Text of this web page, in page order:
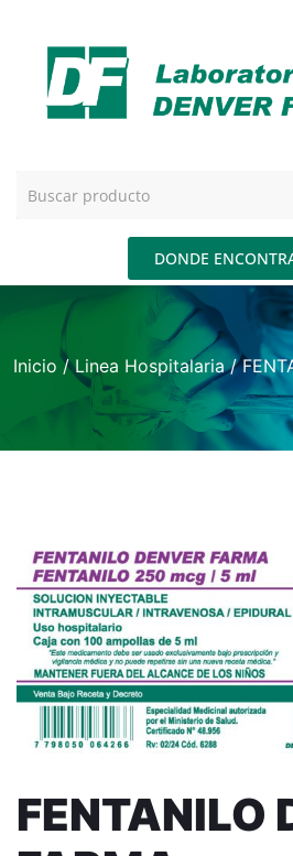
DONDE
Inicio /Linea Hospitalaria/
FENTANILO